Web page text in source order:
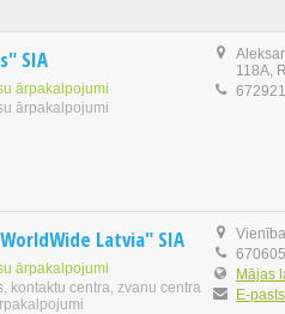
SIA
ārpakalpojumi
ārpakalpojumi
118A,
Latvia" SIA
ārpakalpojumi
kontaktu centra, zvanu centra
Mājas
E-pasts